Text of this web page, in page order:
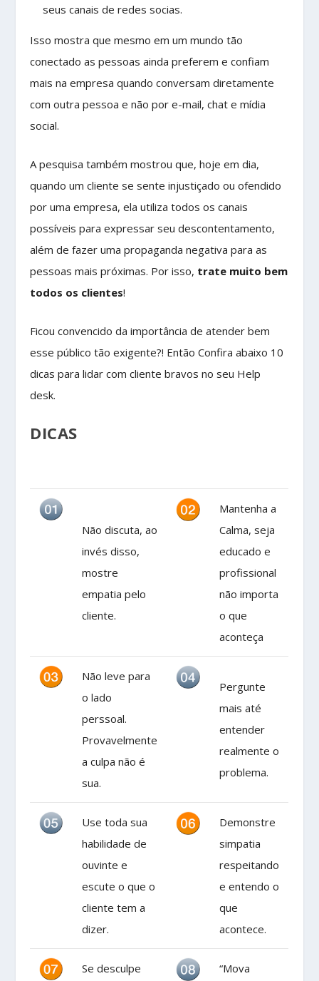
seus canais de redes socias.
Isso mostra que mesmo em um mundo tão
conectado as pessoas ainda preferem e confiam
mais na empresa quando conversam diretamente
com outra pessoa e não por e-mail, chat e mídia
social.
A pesquisa também mostrou que, hoje em dia,
quando um cliente se sente injustiçado ou ofendido
por uma empresa, ela utiliza todos os canais
possíveis para expressar seu descontentamento,
além de fazer uma propaganda negativa para as
pessoas mais próximas. Por isso, trate muito bem
todos os clientes!
Ficou convencido da importância de atender bem
esse público tão exigente?! Então Confira abaixo 10
dicas para lidar com cliente bravos no seu Help
desk.
DICAS
Não discuta, ao
invés disso,
mostre
empatia pelo
cliente.
Mantenha a
Calma, seja
educado e
profissional
não importa
o que
aconteça
Não leve para
o lado
perssoal.
Provavelmente
a culpa não é
sua.
Pergunte
mais até
entender
realmente o
problema.
Use toda sua
habilidade de
ouvinte e
escute o que o
cliente tem a
dizer.
Demonstre
simpatia
respeitando
e entendo o
que
acontece.
Se desculpe “Mova